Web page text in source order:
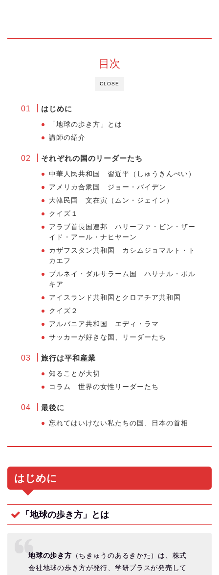
CLOSE
目次
はじめに
「地球の歩き方」とは
講師の紹介
それぞれの国のリーダーたち
中華人民共和国 習近平（しゅうきんぺい）
アメリカ合衆国 ジョー・バイデン
大韓民国 文在寅（ムン・ジェイン）
クイズ１
アラブ首長国連邦 ハリーファ・ビン・ザー
イド・アール・ナヒヤーン
カザフスタン共和国 カシムジョマルト・ト
カエフ
ブルネイ・ダルサラーム国 ハサナル・ボル
キア
アイスランド共和国とクロアチア共和国
クイズ２
アルバニア共和国 エディ・ラマ
サッカーが好きな国、リーダーたち
旅行は平和産業
知ることが大切
コラム 世界の女性リーダーたち
最後に
忘れてはいけない私たちの国、日本の首相
はじめに
「地球の歩き方」とは
地球の歩き方 （ちきゅうのあるきかた）は、株式
会社地球の歩き方が発行、学研プラスが発売して